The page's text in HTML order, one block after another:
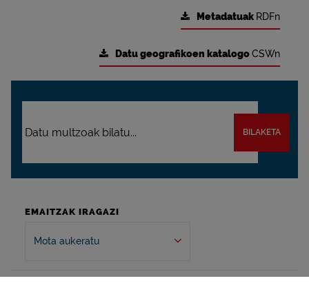
Metadatuak RDFn
Datu geografikoen katalogoCSWn
BILAKETA
EMAITZAK IRAGAZI
Mota aukeratu